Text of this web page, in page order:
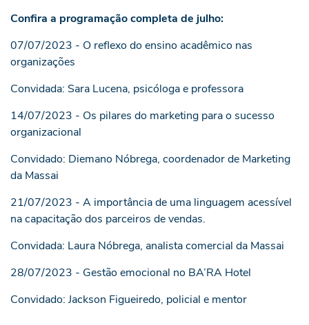
Confira a programação completa de julho:
07/07/2023 - O reflexo do ensino acadêmico nas
organizações
Convidada: Sara Lucena, psicóloga e professora
14/07/2023 - Os pilares do marketing para o sucesso
organizacional
Convidado: Diemano Nóbrega, coordenador de Marketing
da Massai
21/07/2023 - A importância de uma linguagem acessível
na capacitação dos parceiros de vendas.
Convidada: Laura Nóbrega, analista comercial da Massai
28/07/2023 - Gestão emocional no BA’RA Hotel
Convidado: Jackson Figueiredo, policial e mentor